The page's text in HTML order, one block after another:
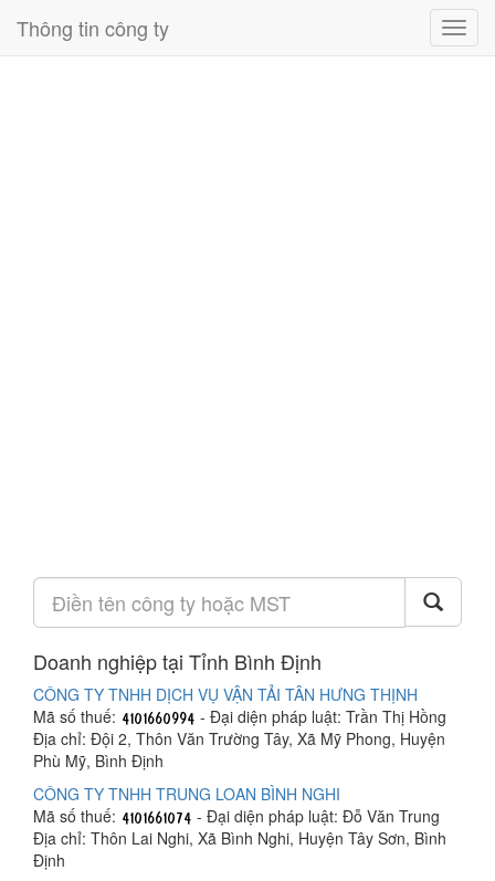
Thông tin công ty
Doanh nghiệp tại Tỉnh Bình Định
CÔNG TY TNHH DỊCH VỤ VẬN TẢI TÂN HƯNG THỊNH
Mã số thuế:
- Đại diện pháp luật: Trần Thị Hồng
Địa chỉ: Đội 2, Thôn Văn Trường Tây, Xã Mỹ Phong, Huyện
Phù Mỹ, Bình Định
CÔNG TY TNHH TRUNG LOAN BÌNH NGHI
Mã số thuế:
- Đại diện pháp luật: Đỗ Văn Trung
Địa chỉ: Thôn Lai Nghi, Xã Bình Nghi, Huyện Tây Sơn, Bình
Định